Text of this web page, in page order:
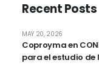
Recent Posts
Coproyma en
para el estudio
MAY 20, 2026